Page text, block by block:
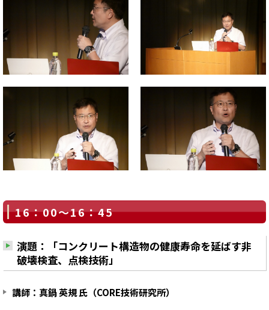
16：00～16：45
演題：「コンクリート構造物の健康寿命を延ばす非
破壊検査、点検技術」
講師：真鍋 英規 氏（CORE技術研究所）